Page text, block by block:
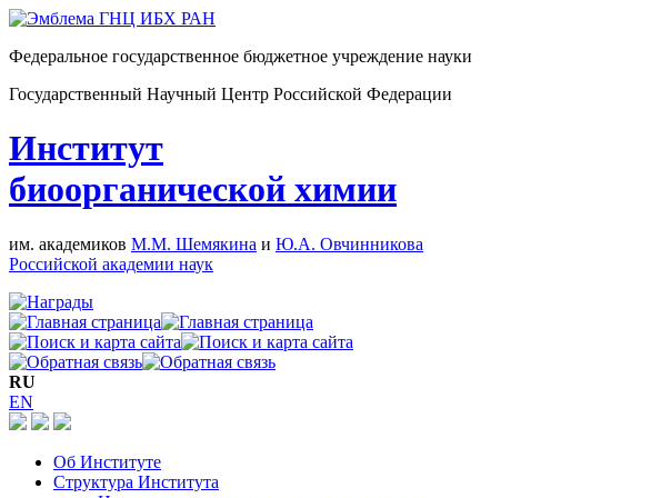
Федеральное государственное бюджетное учреждение науки
Государственный Научный Центр Российской Федерации
Институт
биоорганической химии
им. академиков М.М. Шемякина и Ю.А. Овчинникова
Российской академии наук
RU
EN
Об Институте
Структура Института